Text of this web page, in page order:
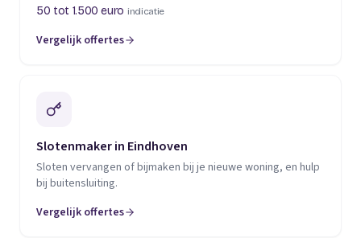
50 tot 1.500 euro indicatie
Vergelijk offertes
Slotenmaker in Eindhoven
Sloten vervangen of bijmaken bij je nieuwe woning, en hulp
bij buitensluiting.
Vergelijk offertes